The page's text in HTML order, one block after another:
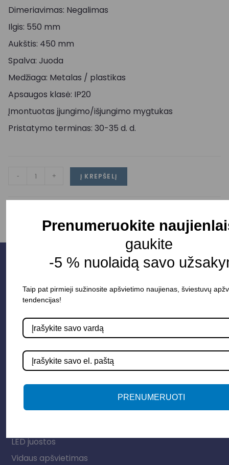
Dimeriavimas: Negalimas
Ilgis: 550 mm
Aukštis: 450 mm
Spalva: Juoda
Medžiaga: Metalas / plastikas
Apsaugos klasė: IP20
Įmontuotas įjungimo/išjungimo mygtukas
Pristatymo terminas: 30-35 d. d.
- + Į KREPŠELĮ
Parduotuvė
Elektros instaliacija
LED juostos
Vidaus apšvietimas
Prenumeruokite
gaukite
-5 % nuolaidą savo
Taip pat pirmieji sužinosite apšvietimo naujienas, šviestuvų
tendencijas!
PRENUMERUOTI